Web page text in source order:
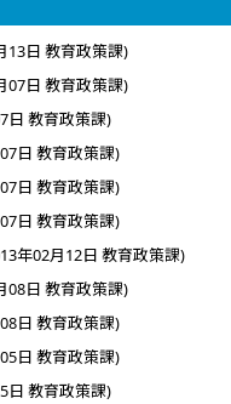
13日 教育政策課)
07日 教育政策課)
日 教育政策課)
日 教育政策課)
日 教育政策課)
日 教育政策課)
年02月12日 教育政策課)
08日 教育政策課)
日 教育政策課)
日 教育政策課)
日 教育政策課)